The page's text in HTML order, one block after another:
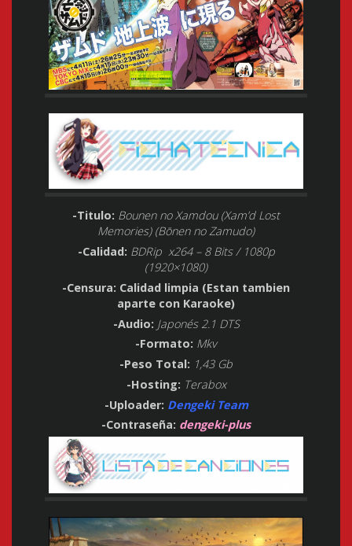
-Titulo: Bounen no Xamdou (Xam’d Lost
Memories) (Bōnen no Zamudo)
-Calidad: BDRip x264 – 8 Bits / 1080p
(1920×1080)
-Censura: Calidad limpia (Estan tambien
aparte con Karaoke)
-Audio: Japonés 2.1 DTS
-Formato: Mkv
-Peso Total: 1,43 Gb
-Hosting: Terabox
-Uploader: Dengeki Team
-Contraseña: dengeki-plus